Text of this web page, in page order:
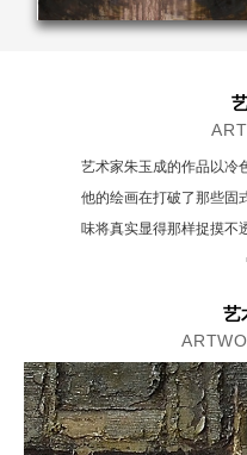
艺术家朱玉成的作品以冷
他的绘画在打破了那些固
味将真实显得那样捉摸不
艺